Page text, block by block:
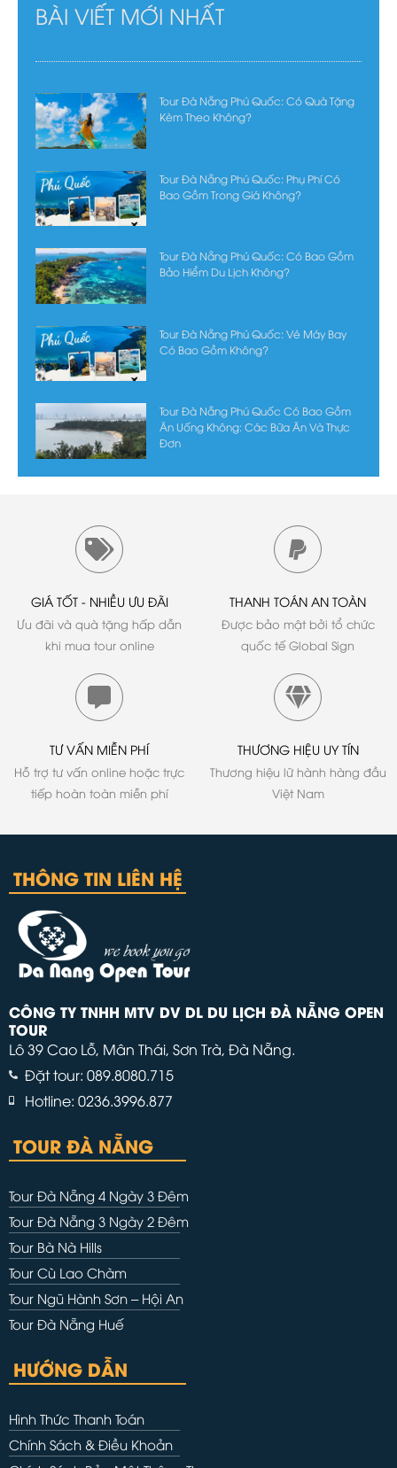
BÀI VIẾT MỚI NHẤT
Tour Đà Nẵng Phú Quốc: Có Quà Tặng
Kèm Theo Không?
Tour Đà Nẵng Phú Quốc: Phụ Phí Có
Bao Gồm Trong Giá Không?
Tour Đà Nẵng Phú Quốc: Có Bao Gồm
Bảo Hiểm Du Lịch Không?
Tour Đà Nẵng Phú Quốc: Vé Máy Bay
Có Bao Gồm Không?
Tour Đà Nẵng Phú Quốc Có Bao Gồm
Ăn Uống Không: Các Bữa Ăn Và Thực
Đơn
GIÁ TỐT - NHIỀU ƯU ĐÃI
Ưu đãi và quà tặng hấp dẫn
khi mua tour online
THANH TOÁN AN TOÀN
Được bảo mật bởi tổ chức
quốc tế Global Sign
TƯ VẤN MIỄN PHÍ
Hỗ trợ tư vấn online hoặc trực
tiếp hoàn toàn miễn phí
THƯƠNG HIỆU UY TÍN
Thương hiệu lữ hành hàng đầu
Việt Nam
THÔNG TIN LIÊN HỆ
CÔNG TY TNHH MTV DV DL DU LỊCH ĐÀ NẴNG OPEN
TOUR
Lô 39 Cao Lỗ, Mân Thái, Sơn Trà, Đà Nẵng.
Đặt tour: 089.8080.715
Hotline: 0236.3996.877
TOUR ĐÀ NẴNG
Tour Đà Nẵng 4 Ngày 3 Đêm
Tour Đà Nẵng 3 Ngày 2 Đêm
Tour Bà Nà Hills
Tour Cù Lao Chàm
Tour Ngũ Hành Sơn – Hội An
Tour Đà Nẵng Huế
HƯỚNG DẪN
Hình Thức Thanh Toán
Chính Sách & Điều Khoản